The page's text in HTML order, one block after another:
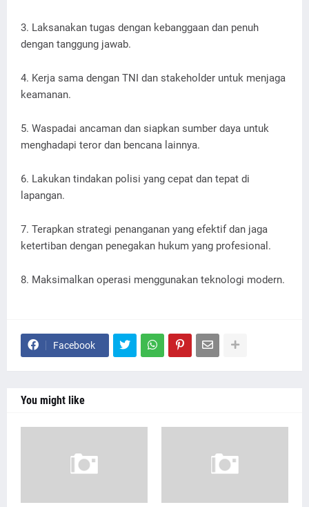
3. Laksanakan tugas dengan kebanggaan dan penuh
dengan tanggung jawab.
4. Kerja sama dengan TNI dan stakeholder untuk menjaga
keamanan.
5. Waspadai ancaman dan siapkan sumber daya untuk
menghadapi teror dan bencana lainnya.
6. Lakukan tindakan polisi yang cepat dan tepat di
lapangan.
7. Terapkan strategi penanganan yang efektif dan jaga
ketertiban dengan penegakan hukum yang profesional.
8. Maksimalkan operasi menggunakan teknologi modern.
Facebook
You might like